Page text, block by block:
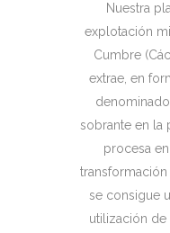
Nuestra
explotación
Cumbre
extrae, en
sobrante en la
procesa
transformación
se consigue
utilización